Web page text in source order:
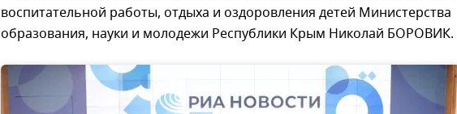
воспитательной работы, отдыха и оздоровления детей Министерства
образования, науки и молодежи Республики Крым Николай БОРОВИК.